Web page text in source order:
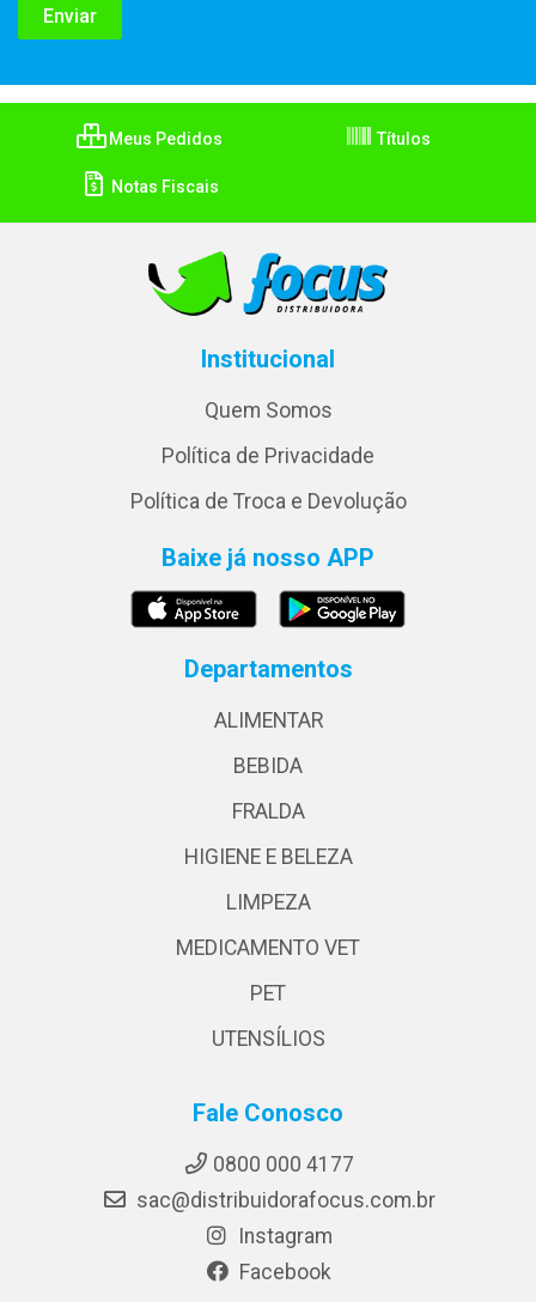
Meus Pedidos Títulos
Notas Fiscais
Institucional
Quem Somos
Política de Privacidade
Política de Troca e Devolução
Baixe já nosso APP
Departamentos
ALIMENTAR
BEBIDA
FRALDA
HIGIENE E BELEZA
LIMPEZA
MEDICAMENTO VET
PET
UTENSÍLIOS
Fale Conosco
0800 000 4177
sac@distribuidorafocus.com.br
Instagram
Facebook